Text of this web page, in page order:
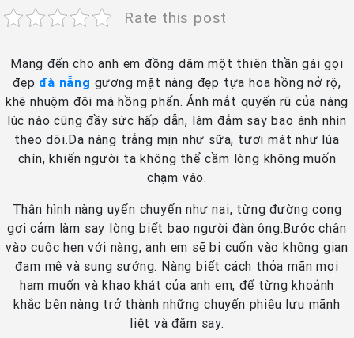
Rate this post
Mang đến cho anh em đồng dâm một thiên thần gái gọi
đẹp đà nẵng gương mặt nàng đẹp tựa hoa hồng nở rộ,
khẽ nhuộm đôi má hồng phấn. Ánh mắt quyến rũ của nàng
lúc nào cũng đầy sức hấp dẫn, làm đắm say bao ánh nhìn
theo dõi.Da nàng trắng mịn như sữa, tươi mát như lúa
chín, khiến người ta không thể cầm lòng không muốn
chạm vào.
Thân hình nàng uyển chuyển như nai, từng đường cong
gợi cảm làm say lòng biết bao người đàn ông.Bước chân
vào cuộc hẹn với nàng, anh em sẽ bị cuốn vào không gian
đam mê và sung sướng. Nàng biết cách thỏa mãn mọi
ham muốn và khao khát của anh em, để từng khoảnh
khắc bên nàng trở thành những chuyến phiêu lưu mãnh
liệt và đắm say.